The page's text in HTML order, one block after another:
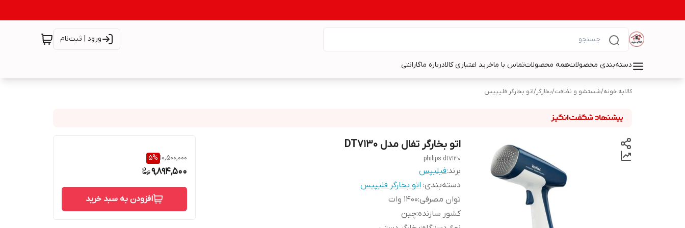
ورود | ثبت‌نام
دسته‌بندی محصولاتهمه محصولاتتماس با ماخرید اعتباری کالادرباره ماگارانتی
کالابه خونه/شستشو و نظافت/بخارگر/اتو بخارگر فلیپیس
اتو بخارگر تفال مدل DT7130
philips dt7130
برند:فیلیپس
دسته‌بندی: اتو بخارگر فلیپیس
توان مصرفی:1400 وات
کشور سازنده:چین
10,500,000
5%
9,894,500
افزودن به سبد خرید